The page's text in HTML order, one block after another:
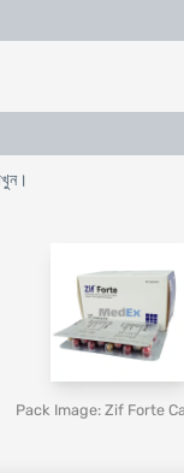
Pack Image: Zif Forte